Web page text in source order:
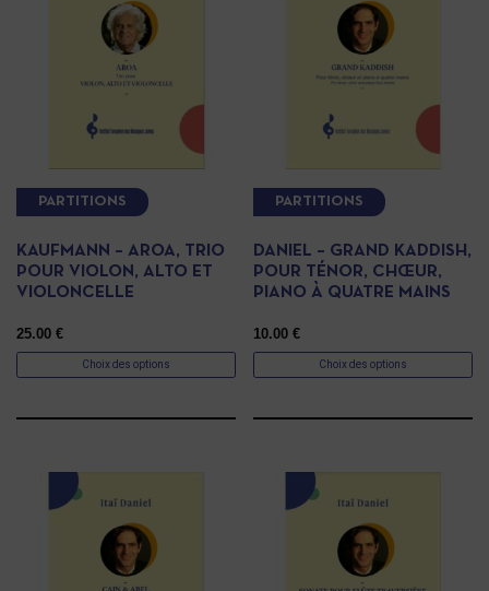
PARTITIONS
KAUFMANN – AROA, TRIO
POUR VIOLON, ALTO ET
VIOLONCELLE
25.00 €
Choix des options
PARTITIONS
DANIEL – GRAND KADDISH,
POUR TÉNOR, CHŒUR,
PIANO À QUATRE MAINS
10.00€
Choix des options